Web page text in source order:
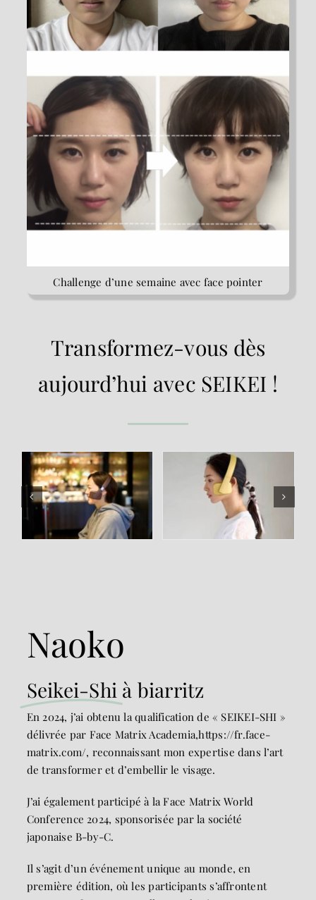
Challenge d’une semaine avec face pointer
Transformez-vous dès
aujourd’hui avec SEIKEI !​
Naoko
Seikei-Shi à biarritz
En 2024, j’ai obtenu la qualification de « SEIKEI-SHI »
délivrée par Face Matrix Academia,https://fr.face-
matrix.com/, reconnaissant mon expertise dans l’art
de transformer et d’embellir le visage.
J’ai également participé à la Face Matrix World
Conference 2024, sponsorisée par la société
japonaise B-by-C.
Il s’agit d’un événement unique au monde, en
première édition, où les participants s’affrontent